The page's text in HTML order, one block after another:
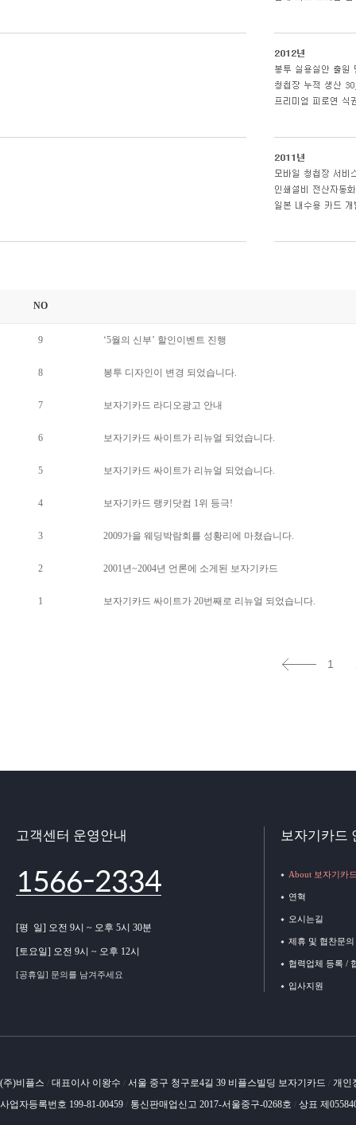
NO
9 ‘5월의 신부’ 할인이벤트 진행
8 봉투 디자인이 변경 되었습니다.
7 보자기카드 라디오광고 안내
6 보자기카드 싸이트가 리뉴얼 되었습니다.
5 보자기카드 싸이트가 리뉴얼 되었습니다.
4 보자기카드 랭키닷컴 1위 등극!
3 2009가을 웨딩박람회를 성황리에 마쳤습니다.
2 2001년~2004년 언론에 소게된 보자기카드
1 보자기카드 싸이트가 20번째로 리뉴얼 되었습니다.
1
고객센터 운영안내
1566-2334
[평 일] 오전 9시 ~ 오후 5시 30분
[토요일] 오전 9시 ~ 오후 12시
[공휴일] 문의를 남겨주세요
보자기카드
About 보자기카
연혁
오시는길
제휴 및 협찬문의
협력업체 등록 /
입사지원
(주)비플스 / 대표이사 이왕수 / 서울 중구 청구로4길 39 비플스빌딩 보자기카드 / 개인
사업자등록번호 199-81-00459 / 통신판매업신고 2017-서울중구-0268호 / 상표 제